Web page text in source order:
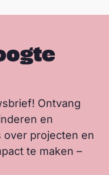
Ontvang
en
over projecten en
te maken –